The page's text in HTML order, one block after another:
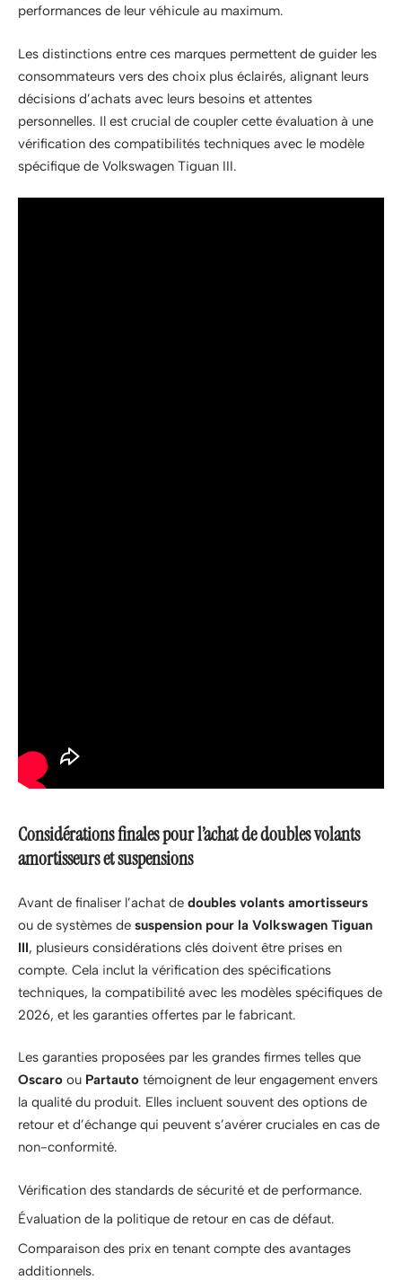
performances de leur véhicule au maximum.
Les distinctions entre ces marques permettent de guider les
consommateurs vers des choix plus éclairés, alignant leurs
décisions d’achats avec leurs besoins et attentes
personnelles. Il est crucial de coupler cette évaluation à une
vérification des compatibilités techniques avec le modèle
spécifique de Volkswagen Tiguan III.
Considérations finales pour l’achat de doubles volants
amortisseurs et suspensions
Avant de finaliser l’achat de doubles volants amortisseurs
ou de systèmes de suspension pour la Volkswagen Tiguan
III, plusieurs considérations clés doivent être prises en
compte. Cela inclut la vérification des spécifications
techniques, la compatibilité avec les modèles spécifiques de
2026, et les garanties offertes par le fabricant.
Les garanties proposées par les grandes firmes telles que
Oscaro ou Partauto témoignent de leur engagement envers
la qualité du produit. Elles incluent souvent des options de
retour et d’échange qui peuvent s’avérer cruciales en cas de
non-conformité.
Vérification des standards de sécurité et de performance.
Évaluation de la politique de retour en cas de défaut.
Comparaison des prix en tenant compte des avantages
additionnels.